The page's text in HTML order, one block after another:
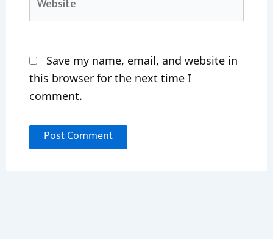
Save my name, email, and website in
this browser for the next time I
comment.